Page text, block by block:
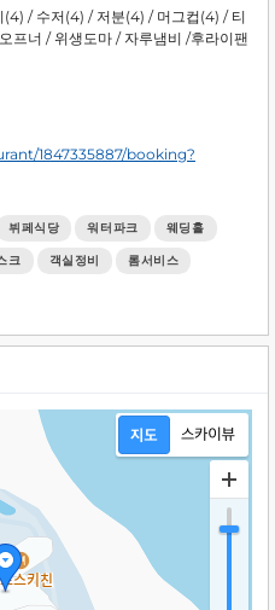
/ 수저(4) / 저분(4) / 머그컵(4) / 티
프너 / 위생도마 / 자루냄비 /후라이팬
1847335887/booking?
뷔페식당 워터파크 웨딩홀
크 객실정비 롬서비스